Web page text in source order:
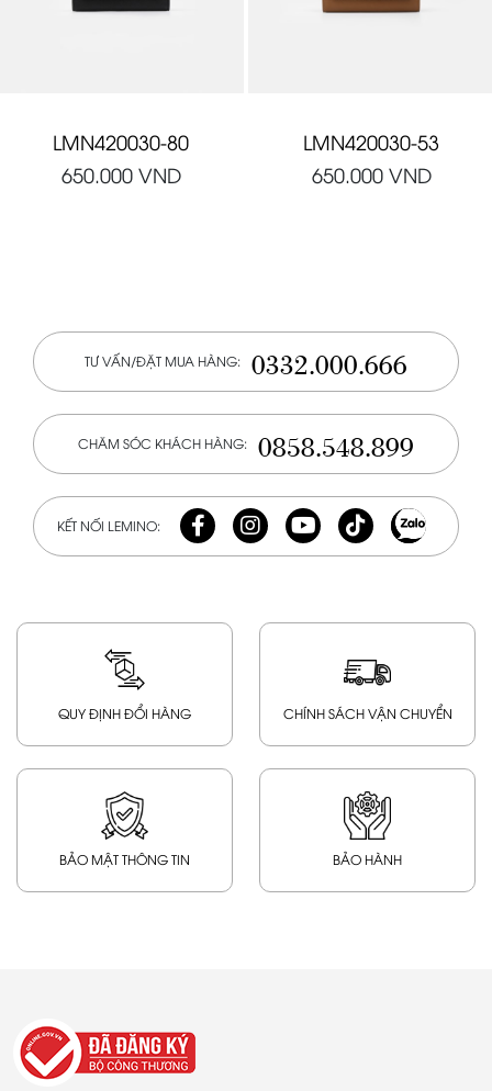
LMN420030-80
650.000VND
LMN420030-53
650.000VND
TƯ VẤN/ĐẶT MUA HÀNG: 0332.000.666
CHĂM SÓC KHÁCH HÀNG: 0858.548.899
KẾT NỐI LEMINO:
QUY ĐỊNH ĐỔI HÀNG CHÍNH SÁCH VẬN CHUYỂN
BẢO MẬT THÔNG TIN BẢO HÀNH